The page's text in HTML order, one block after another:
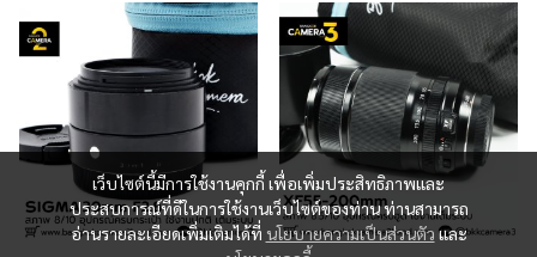
เว็บไซต์นี้มีการใช้งานคุกกี้ เพื่อเพิ่มประสิทธิภาพและ
ประสบการณ์ที่ดีในการใช้งานเว็บไซต์ของท่าน ท่านสามารถ
อ่านรายละเอียดเพิ่มเติมได้ที่ นโยบายความเป็นส่วนตัว และ